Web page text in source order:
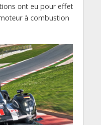
ont eu pour effet
à combustion